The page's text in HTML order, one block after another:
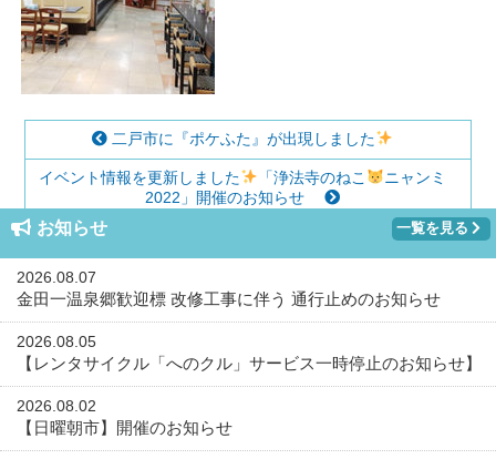
二戸市に『ポケふた』が出現しました
イベント情報を更新しました 「浄法寺のねこ
ニャンミ
2022」開催のお知らせ
お知らせ 一覧を見る
2026.08.07
金田一温泉郷歓迎標 改修工事に伴う 通行止めのお知らせ
2026.08.05
【レンタサイクル「へのクル」サービス一時停止のお知らせ】
2026.08.02
【日曜朝市】開催のお知らせ